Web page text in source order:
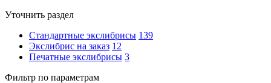
Уточнить раздел
Стандартные экслибрисы 139
Экслибрис на заказ 12
Печатные экслибрисы 3
Фильтр по параметрам